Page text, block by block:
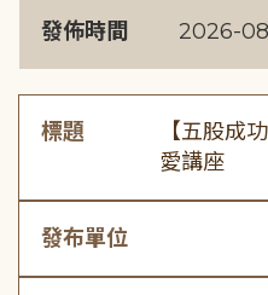
發佈時間 2026-
標題
【五股成
愛講座
發布單位